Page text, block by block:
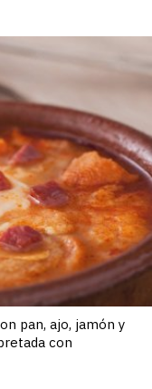
pan, ajo, jamón y
con